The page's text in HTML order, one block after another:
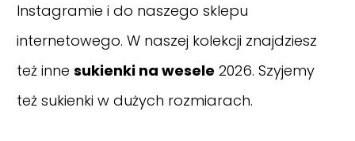
Instagramie i do naszego sklepu
internetowego. W naszej kolekcji znajdziesz
też inne sukienki na wesele 2026. Szyjemy
też sukienki w dużych rozmiarach.